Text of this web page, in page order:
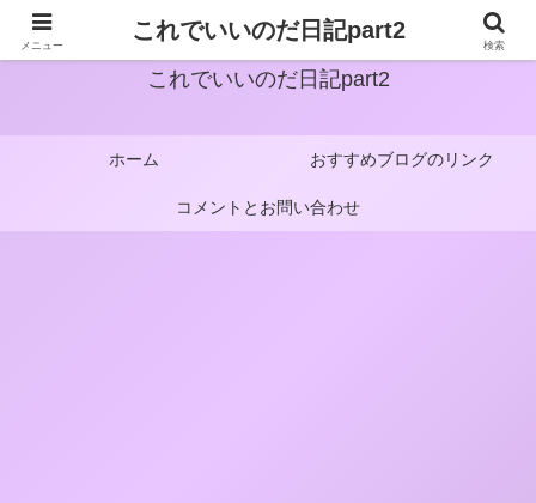
これでいいのだ日記part2
ホーム おすすめブログのリンク
コメントとお問い合わせ
メニュー
これでいいのだ日記part2
検索